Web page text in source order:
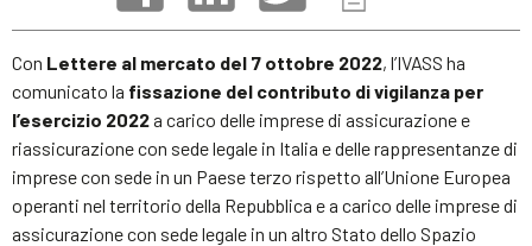
Con Lettere al mercato del 7 ottobre 2022, l’IVASS ha
comunicato la fissazione del contributo di vigilanza per
l’esercizio 2022a carico delle imprese di assicurazione e
riassicurazione con sede legale in Italia e delle rappresentanze di
imprese con sede in un Paese terzo rispetto all’Unione Europea
operanti nel territorio della Repubblica e a carico delle imprese di
assicurazione con sede legale in un altro Stato dello Spazio